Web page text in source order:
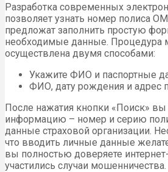
Разработка современных
позволяет узнать номер полиса
предложат заполнить простую
необходимые данные. Процедура
осуществлена двумя способами:
Укажите ФИО и паспортные
ФИО, дату рождения и адрес
После нажатия кнопки «Поиск»
информацию – номер и серию
данные страховой организации.
что вводить личные данные
вы полностью доверяете
участились случаи мошенничества.